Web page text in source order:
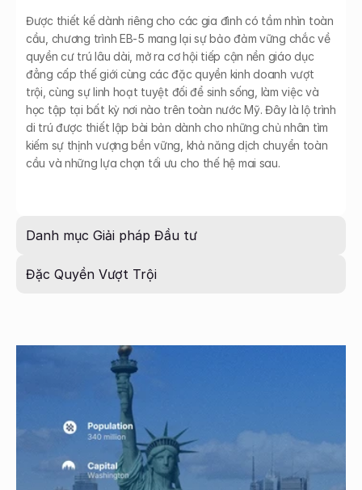
Được thiết kế dành riêng cho các gia đình có tầm nhìn toàn
cầu, chương trình EB-5 mang lại sự bảo đảm vững chắc về
quyền cư trú lâu dài, mở ra cơ hội tiếp cận nền giáo dục
đẳng cấp thế giới cùng các đặc quyền kinh doanh vượt
trội, cùng sự linh hoạt tuyệt đối để sinh sống, làm việc và
học tập tại bất kỳ nơi nào trên toàn nước Mỹ. Đây là lộ trình
di trú được thiết lập bài bản dành cho những chủ nhân tìm
kiếm sự thịnh vượng bền vững, khả năng dịch chuyển toàn
cầu và những lựa chọn tối ưu cho thế hệ mai sau.
Danh mục Giải pháp Đầu tư
Đặc Quyền Vượt Trội